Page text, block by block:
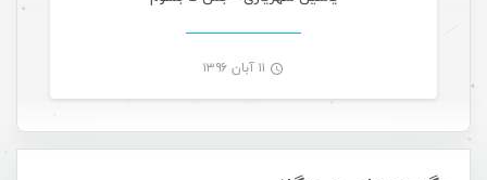
۱۱ آبان ۱۳۹۶